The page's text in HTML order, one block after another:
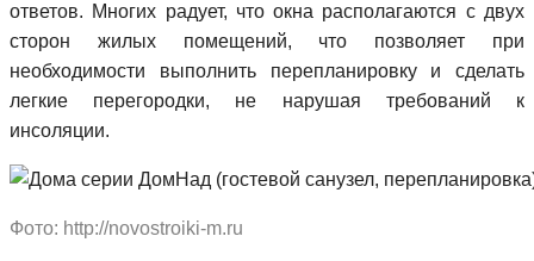
ответов. Многих радует, что окна располагаются с двух
сторон жилых помещений, что позволяет при
необходимости выполнить перепланировку и сделать
легкие перегородки, не нарушая требований к
инсоляции.
Фото: http://novostroiki-m.ru